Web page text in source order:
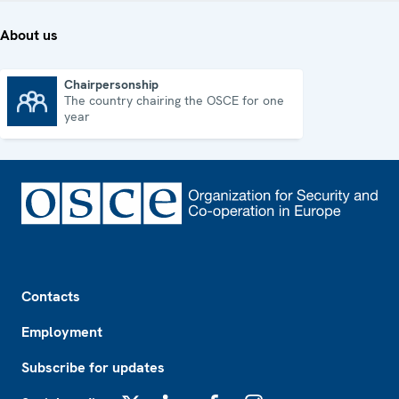
About us
Chairpersonship
The country chairing the OSCE for one
year
Contacts
Employment
Subscribe for updates